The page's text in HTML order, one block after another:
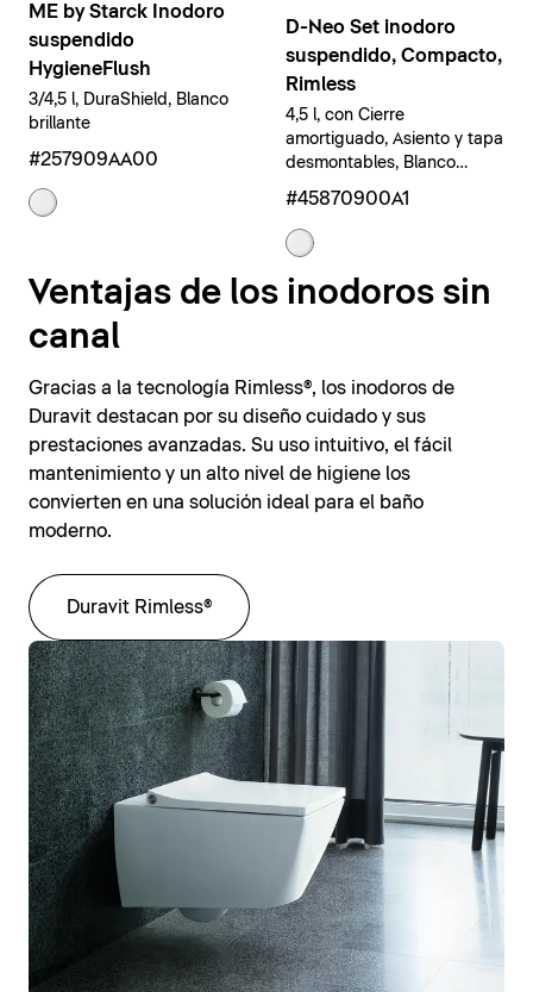
ME by Starck Inodoro
suspendido
HygieneFlush
3/4,5 l, DuraShield, Blanco
brillante
#257909AA00
D-Neo Set inodoro
suspendido, Compacto,
Rimless
4,5 l, con Cierre
amortiguado, Asiento y tapa
desmontables, Blanco
brillante
#45870900A1
Ventajas de los inodoros sin
canal
Gracias a la tecnología Rimless®, los inodoros de
Duravit destacan por su diseño cuidado y sus
prestaciones avanzadas. Su uso intuitivo, el fácil
mantenimiento y un alto nivel de higiene los
convierten en una solución ideal para el baño
moderno.
Duravit Rimless®